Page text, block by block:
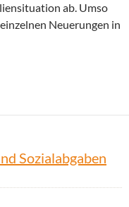
ab. Umso
Neuerungen in
2026
Sozialabgaben